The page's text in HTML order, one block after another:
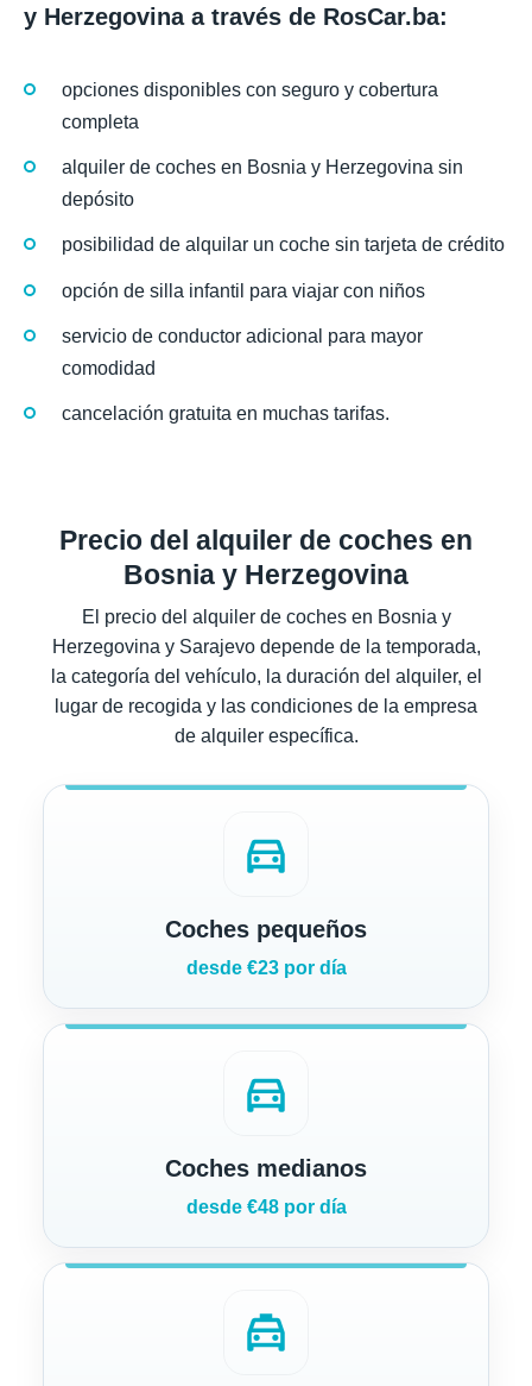
y Herzegovina a través de RosCar.ba:
opciones disponibles con seguro y cobertura
completa
alquiler de coches en Bosnia y Herzegovina sin
depósito
posibilidad de alquilar un coche sin tarjeta de crédito
opción de silla infantil para viajar con niños
servicio de conductor adicional para mayor
comodidad
cancelación gratuita en muchas tarifas.
Precio del alquiler de coches en
Bosnia y Herzegovina
El precio del alquiler de coches en Bosnia y
Herzegovina y Sarajevo depende de la temporada,
la categoría del vehículo, la duración del alquiler, el
lugar de recogida y las condiciones de la empresa
de alquiler específica.
directions_car
Coches pequeños
desde €23 por día
directions_car
Coches medianos
desde €48 por día
local_taxi